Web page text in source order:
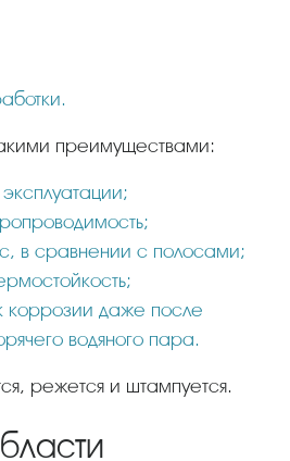
преимуществами:
в сравнении с полосами;
коррозии даже после
водяного пара.
режется и штампуется.